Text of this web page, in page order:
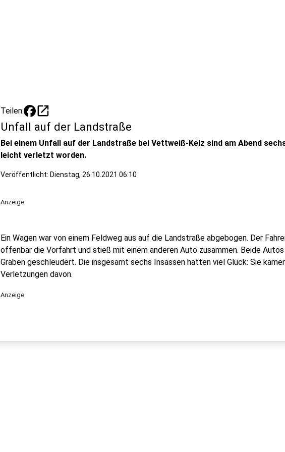
Teilen: open_in_new
Unfall auf der Landstraße
Bei einem Unfall auf der Landstraße bei Vettweiß-Kelz sind am Abend
leicht verletzt worden.
Veröffentlicht: Dienstag, 26.10.2021 06:10
Anzeige
Ein Wagen war von einem Feldweg aus auf die Landstraße abgebogen. Der
offenbar die Vorfahrt und stieß mit einem anderen Auto zusammen. Beide
Graben geschleudert. Die insgesamt sechs Insassen hatten viel Glück: Sie
Verletzungen davon.
Anzeige